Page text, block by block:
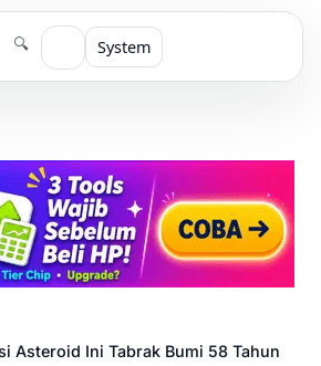
🔍 System
Asteroid Ini Tabrak Bumi 58 Tahun